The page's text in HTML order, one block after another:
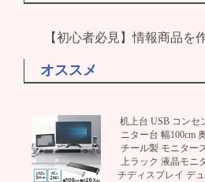
【初心者必見】情報商品を
オススメ
机上台 USB コンセ
ニター台 幅100cm
チール製 モニター
上ラック 液晶モニ
チディスプレイ デ